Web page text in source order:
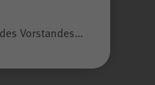
Vorstandes…
Speichern von
eines Besuchers
JSP(JavaServer Pages)